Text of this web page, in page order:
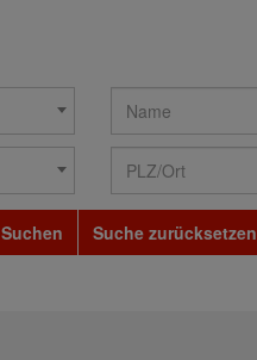
Suchen Suche zurücksetzen